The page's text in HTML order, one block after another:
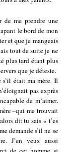
de me prendre une
le bord de mon
et que je mangeais
tout de suite je ne
plus tard étant plus
que je déteste.
était ma mère. Il
pas exprès
de m’aimer.
–qui me trouvait
dit tu sais « t’es
demande s’il ne se
J’en veux aussi